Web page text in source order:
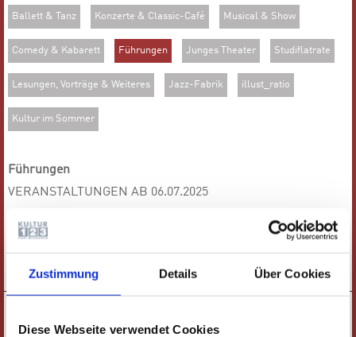
Zustimmung Details Über Cookies
Diese Webseite verwendet Cookies
Ballett & Tanz Konzerte & Classic-Café Musical & Show
Comedy & Kabarett Führungen Junges Theater Studiflatrate
Lesungen, Vorträge & Weiteres Jazz-Fabrik illust_ratio
Kultur im Sommer
Führungen
VERANSTALTUNGEN AB 06.07.2025
20.10.
TICKETS
11.11.